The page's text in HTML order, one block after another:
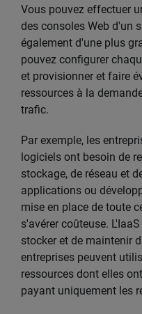
Vous pouvez effectuer
des consoles Web d'un
également d'une plus
pouvez configurer
et provisionner et faire
ressources à la
trafic.
Par exemple, les
logiciels ont besoin de
stockage, de réseau et
applications ou
mise en place de toute
s'avérer coûteuse.
stocker et de maintenir
entreprises peuvent
ressources dont elles
payant uniquement les